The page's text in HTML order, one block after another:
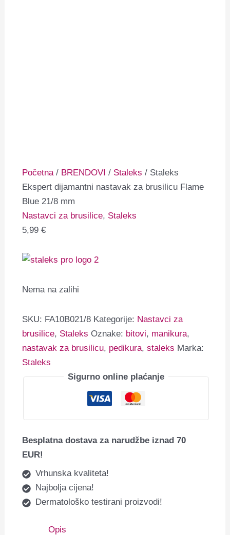
Početna/ BRENDOVI / Staleks / Staleks
Ekspert dijamantni nastavak za brusilicu Flame
Blue 21/8 mm
Nastavci za brusilice, Staleks
5,99€
Nema na zalihi
SKU: FA10B021/8 Kategorije: Nastavci za
brusilice, Staleks Oznake: bitovi, manikura,
nastavak za brusilicu, pedikura,staleks Marka:
Staleks
Sigurno online plaćanje
Besplatna dostava za narudžbe iznad 70
EUR!
Vrhunska kvaliteta!
Najbolja cijena!
Dermatološko testirani proizvodi!
Opis